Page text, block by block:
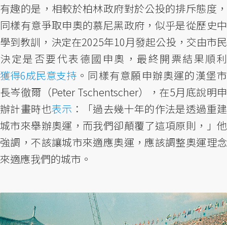
有趣的是，相較於柏林政府對於公投的排斥態度，
同樣有意爭取申奧的慕尼黑政府，似乎是從歷史中
學到教訓，決定在2025年10月發起公投，交由市民
決定是否要代表德國申奧，最終開票結果順利
獲得6成民意支持 。同樣有意願申辦奧運的漢堡市
長岑徹爾（Peter Tschentscher），在5月底說明申
辦計畫時也表示 ：「過去幾十年的作法是透過重建
城市來舉辦奧運，而我們卻顛覆了這項原則，」他
強調，不該讓城市來適應奧運，應該調整奧運理念
來適應我們的城市。